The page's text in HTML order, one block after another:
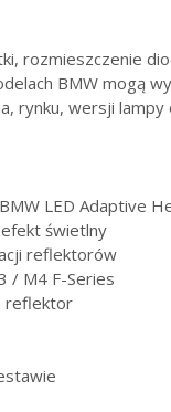
rozmieszczenie
BMW mogą
rynku, wersji lampy
LED Adaptive
świetlny
reflektorów
/ M4 F-Series
reflektor